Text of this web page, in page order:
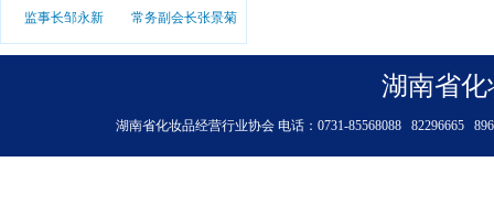
监事长邹永新 常务副会长张景菊
湖南省
湖南省化妆品经营行业协会 电话：0731-85568088 82296665